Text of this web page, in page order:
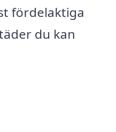
fördelaktiga
du kan